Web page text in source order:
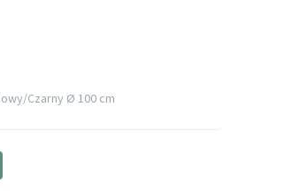
Czarny Ø 100 cm